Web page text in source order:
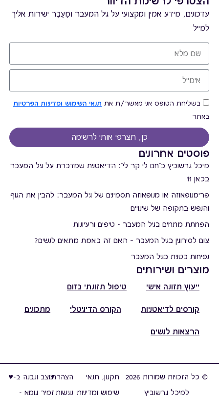
פוסטים אחרונים
מיכל גרשוביץ ב"חם לי קר לי": הדיאטנית שמדברת על גיל המעבר
בכאן 11
פרימנופאוזה או מנופאוזה תסמינים של גיל המעבר: להבין את הגוף
והנפש בתקופה של שינויים
הפחתת מתחים בגיל המעבר - טיפים ורעיונות
צום לסירוגין בגיל המעבר – האם זה באמת מתאים לנשים?
נפיחות בטנית בגיל המעבר
מוצרים ושירותים
ייעוץ תזונה אישי טיפול תזונתי בזום
קורסים לדיאטניות הקורס הדיגיטלי מתכונים
הרצאות לנשים
עדכונים, מידע אמין ומקצועי על גיל המעבר וּמֵעֵבֶר ישירות אליך
למייל
בשליחת הטופס אני מאשר/ת את תנאי השימוש ומדיניות הפרטיות
באתר
כן, תצרפי אותי לרשימה
© כל הזכויות שמורות 2026
למיכל גרשוביץ
תקנון, תנאי
שימוש ומדיניות
הצהרת
נגישות
עוצב ונבנה ב-♥︎
זמיר גומא -